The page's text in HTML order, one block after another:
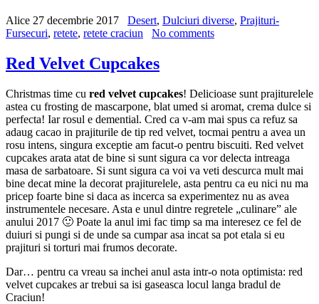
Alice 27 decembrie 2017 Desert, Dulciuri diverse, Prajituri-
Fursecuri, retete, retete craciun No comments
Red Velvet Cupcakes
Christmas time cu red velvet cupcakes! Delicioase sunt prajiturelele
astea cu frosting de mascarpone, blat umed si aromat, crema dulce si
perfecta! Iar rosul e demential. Cred ca v-am mai spus ca refuz sa
adaug cacao in prajiturile de tip red velvet, tocmai pentru a avea un
rosu intens, singura exceptie am facut-o pentru biscuiti. Red velvet
cupcakes arata atat de bine si sunt sigura ca vor delecta intreaga
masa de sarbatoare. Si sunt sigura ca voi va veti descurca mult mai
bine decat mine la decorat prajiturelele, asta pentru ca eu nici nu ma
pricep foarte bine si daca as incerca sa experimentez nu as avea
instrumentele necesare. Asta e unul dintre regretele „culinare” ale
anului 2017 🙂 Poate la anul imi fac timp sa ma interesez ce fel de
duiuri si pungi si de unde sa cumpar asa incat sa pot etala si eu
prajituri si torturi mai frumos decorate.
Dar… pentru ca vreau sa inchei anul asta intr-o nota optimista: red
velvet cupcakes ar trebui sa isi gaseasca locul langa bradul de
Craciun!